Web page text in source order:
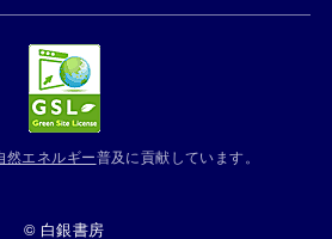
然エネルギー普及に貢献しています。
© 白銀書房